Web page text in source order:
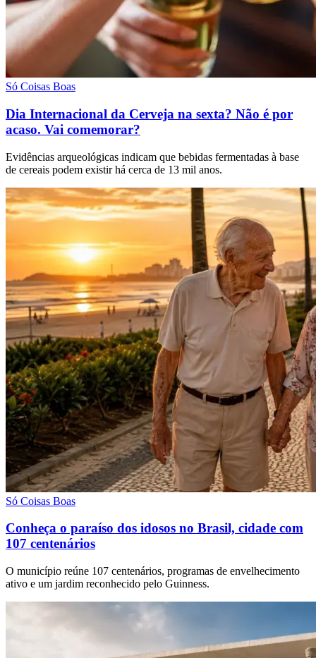
Só Coisas Boas
Dia Internacional da Cerveja na sexta? Não é por
acaso. Vai comemorar?
Evidências arqueológicas indicam que bebidas fermentadas à base
de cereais podem existir há cerca de 13 mil anos.
Só Coisas Boas
Conheça o paraíso dos idosos no Brasil, cidade com
107 centenários
O município reúne 107 centenários, programas de envelhecimento
ativo e um jardim reconhecido pelo Guinness.